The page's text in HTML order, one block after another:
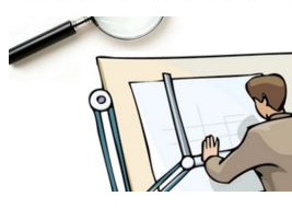
интерьера,
делает
дизайнер
интерьера
и